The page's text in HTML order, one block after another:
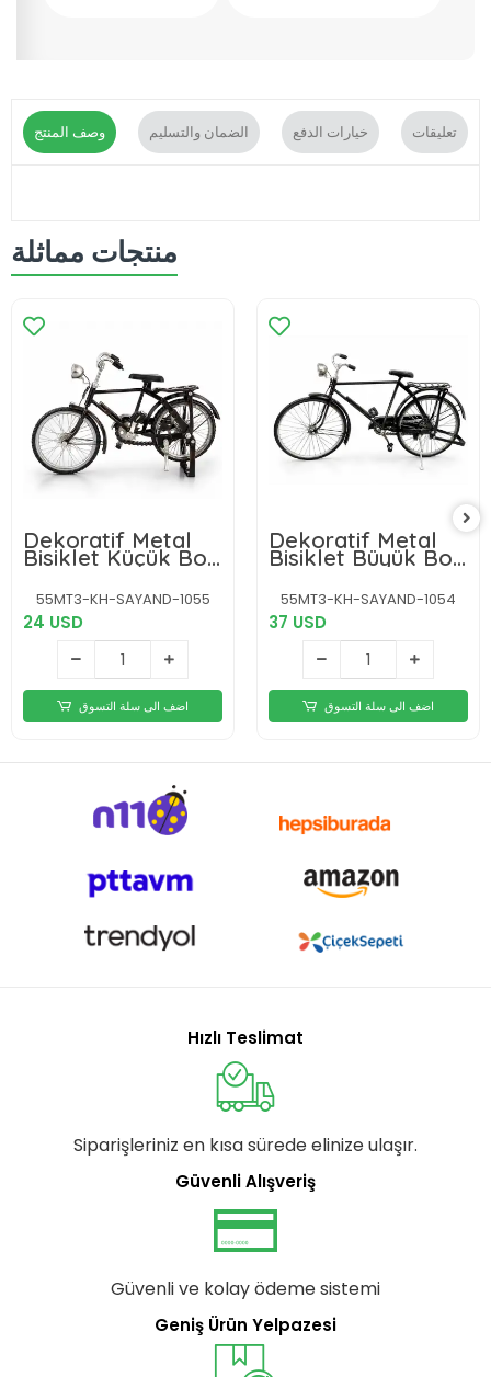
وصف المنتج الضمان والتسليم خيارات الدفع تعليقات
منتجات مماثلة
Dekoratif Metal
Bisiklet Küçük Boy
No:1055
55MT3-KH-SAYAND-1055
24 USD
اضف الى سلة التسوق
Dekoratif Metal
Bisiklet Büyük Boy
No:1054
55MT3-KH-SAYAND-1054
37 USD
اضف الى سلة التسوق
Hızlı Teslimat
Siparişleriniz en kısa sürede elinize ulaşır.
Güvenli Alışveriş
Güvenli ve kolay ödeme sistemi
Geniş Ürün Yelpazesi